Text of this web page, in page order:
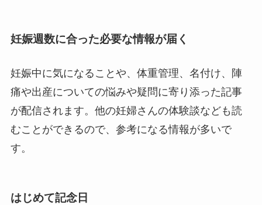
妊娠週数に合った必要な情報が届く
妊娠中に気になることや、体重管理、名付け、陣
痛や出産についての悩みや疑問に寄り添った記事
が配信されます。他の妊婦さんの体験談なども読
むことができるので、参考になる情報が多いで
す。
はじめて記念日